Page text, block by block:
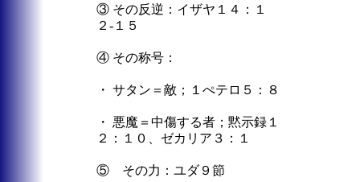
③ その反逆：イザヤ１４：１
２-１５
④ その称号：
・ サタン＝敵；１ぺテロ５：８
・ 悪魔＝中傷する者；黙示録１
２：１０、ゼカリア３：１
⑤ その力：ユダ９節